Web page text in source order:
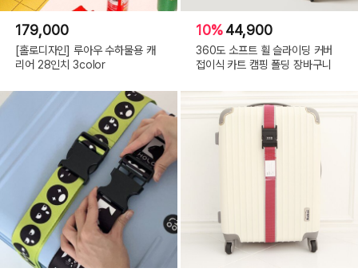
179,000
[홀로디자인] 루아우 수하물용 캐
리어 28인치 3color
10%44,900
360도 소프트 휠 슬라이딩 커버
접이식 카트 캠핑 폴딩 장바구니